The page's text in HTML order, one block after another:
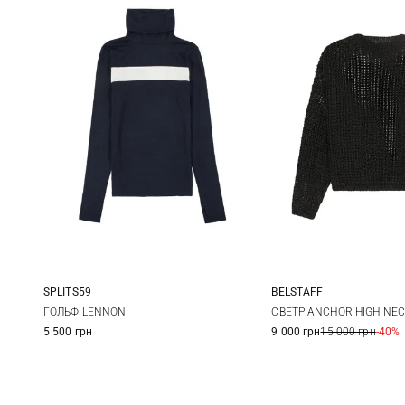
XS S
SPLITS59
ГОЛЬФ LENNON
5 500 грн
XS S
BELSTAFF
СВЕТР ANCHOR HIGH
9 000 грн15 000 грн-40%